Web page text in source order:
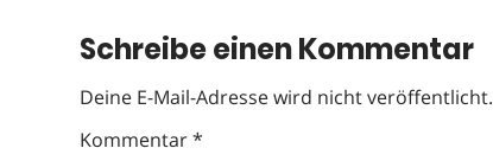
Schreibe einen Kommentar
Deine E-Mail-Adresse wird nicht veröffentlicht.
Kommentar*